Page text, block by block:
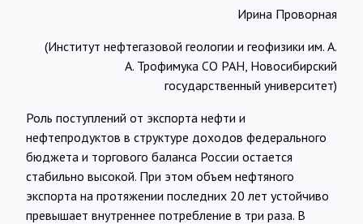
Ирина Проворная
(Институт нефтегазовой геологии и геофизики им. А.
А. Трофимука СО РАН, Новосибирский
государственный университет)
Роль поступлений от экспорта нефти и
нефтепродуктов в структуре доходов федерального
бюджета и торгового баланса России остается
стабильно высокой. При этом объем нефтяного
экспорта на протяжении последних 20 лет устойчиво
превышает внутреннее потребление в три раза. В